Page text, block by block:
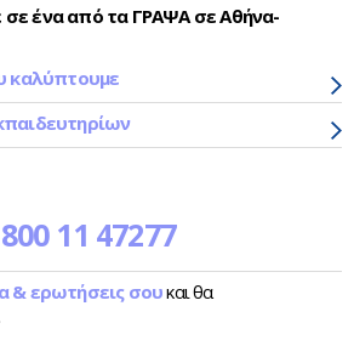
ένα από τα ΓΡΑΨΑ σε Αθήνα-
καλύπτουμε
800 11 47277
& ερωτήσεις σουκαι θα